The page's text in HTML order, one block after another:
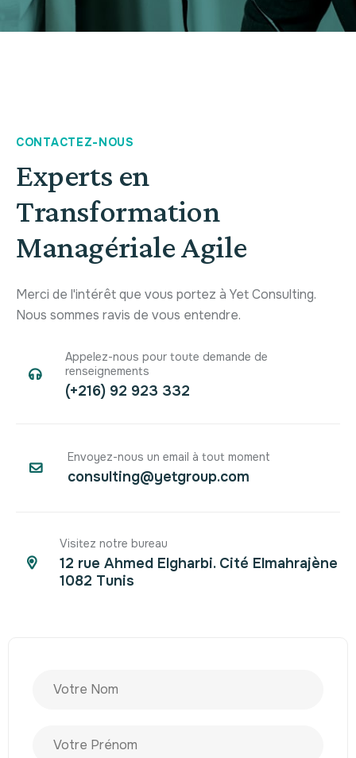
CONTACTEZ-NOUS
Experts en
Transformation
Managériale Agile
Merci de l'intérêt que vous portez à Yet Consulting.
Nous sommes ravis de vous entendre.
Appelez-nous pour toute demande de
renseignements
(+216) 92 923 332
Envoyez-nous un email à tout moment
consulting@yetgroup.com
Visitez notre bureau
12 rue Ahmed Elgharbi. Cité Elmahrajène
1082 Tunis